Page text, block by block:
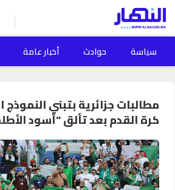
سياسة حوادث أخبار عامة
مطالبات جزائرية بتبني
كرة القدم بعد تألق “أسود